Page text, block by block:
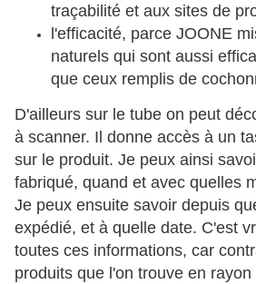
traçabilité et aux sites de
l'efficacité, parce JOONE
naturels qui sont aussi
que ceux remplis de
D'ailleurs sur le tube on peut
à scanner. Il donne accès à un
sur le produit. Je peux ainsi
fabriqué, quand et avec quelles
Je peux ensuite savoir depuis
expédié, et à quelle date. C'est
toutes ces informations, car
produits que l'on trouve en